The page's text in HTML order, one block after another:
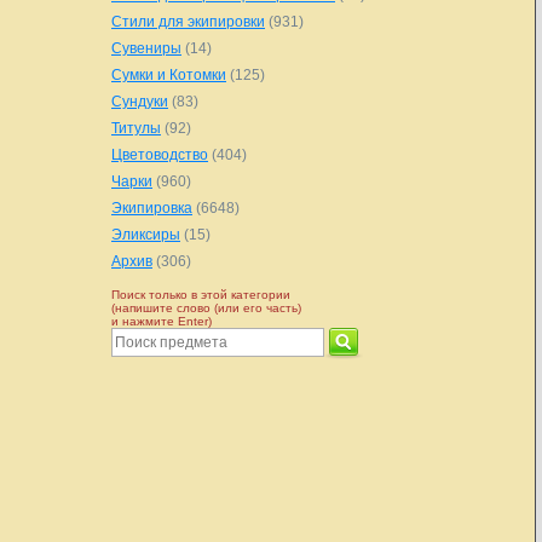
Стили для экипировки (931)
Сувениры (14)
Сумки и Котомки (125)
Сундуки (83)
Титулы (92)
Цветоводство (404)
Чарки (960)
Экипировка (6648)
Эликсиры (15)
Архив (306)
Поиск только в этой категории
(напишите слово (или его часть)
и нажмите Enter)